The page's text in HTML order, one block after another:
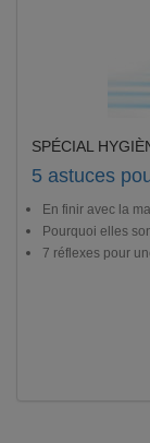
SPÉCIAL
5 astuces
En finir avec la
Pourquoi elles
7 réflexes pour